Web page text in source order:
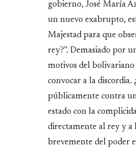
gobierno, José María
un nuevo exabrupto,
Majestad para que
rey?". Demasiado por
motivos del bolivariano
convocar a la
públicamente contra
estado con la
directamente al rey y a
brevemente del poder